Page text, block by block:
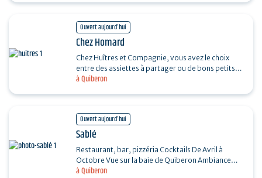
Ouvert aujourd'hui
à Quiberon
Chez Homard
Chez Huîtres et Compagnie, vous avez le choix
entre des assiettes à partager ou de bons petits
plats concoctés par la cheffe. L'huître de la baie…
Ouvert aujourd'hui
à Quiberon
Sablé
Restaurant, bar, pizzéria Cocktails De Avril à
Octobre Vue sur la baie de Quiberon Ambiance
conviviale et décontractée DJ Sets en période…